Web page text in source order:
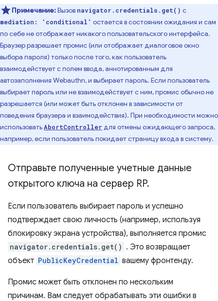
Примечание:Вызов navigator.credentials.get() с
mediation: 'conditional' остается в состоянии ожидания и сам
по себе не отображает никакого пользовательского интерфейса.
Браузер разрешает промис (или отображает диалоговое окно
выбора пароля) только после того, как пользователь
взаимодействует с полем ввода, аннотированным для
автозаполнения Webauthn, и выбирает пароль. Если пользователь
выбирает пароль или не взаимодействует с ним, промис обычно не
разрешается (или может быть отклонен в зависимости от
поведения браузера и взаимодействия). При необходимости можно
использоватьAbortController для отмены ожидающего запроса,
например, если пользователь покидает страницу входа в систему.
Отправьте полученные учетные данные
открытого ключа на сервер RP.
Если пользователь выбирает пароль и успешно
подтверждает свою личность (например, используя
блокировку экрана устройства), выполняется промис
navigator.credentials.get() . Это возвращает
объект PublicKeyCredential вашему фронтенду.
Промис может быть отклонен по нескольким
причинам. Вам следует обрабатывать эти ошибки в